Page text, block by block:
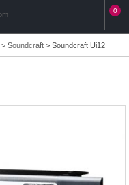
0
> Soundcraft > Soundcraft Ui12